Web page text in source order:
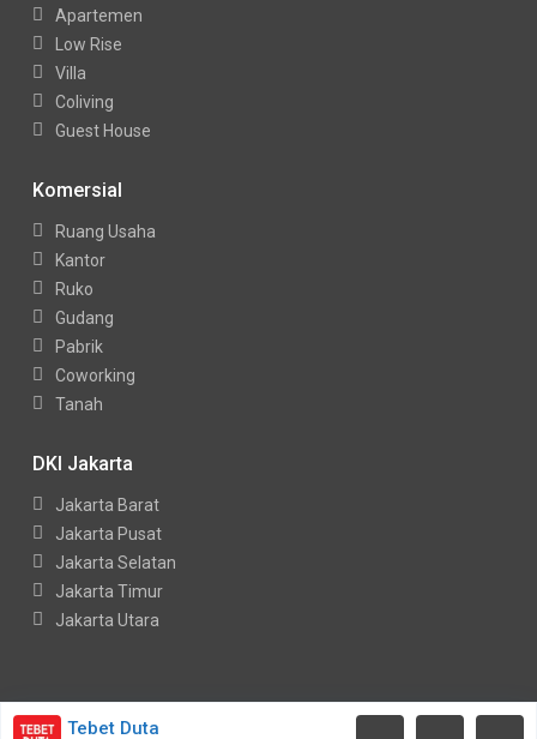
Apartemen
Low Rise
Villa
Coliving
Guest House
Komersial
Ruang Usaha
Kantor
Ruko
Gudang
Pabrik
Coworking
Tanah
DKI Jakarta
Jakarta Barat
Jakarta Pusat
Jakarta Selatan
Jakarta Timur
Jakarta Utara
Copyright Indohouses. All Rights Reserved.
Tebet Duta